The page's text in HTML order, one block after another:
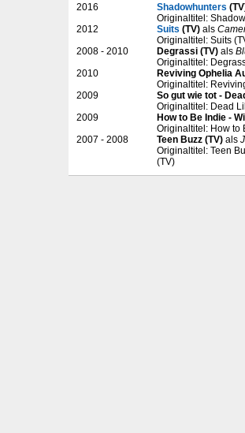
2016 Shadowhunters
Originaltitel:
2012
Suits (TV) als
Originaltitel: Suits
2008 - 2010
Degrassi (TV) als
Originaltitel:
2010
Reviving Ophelia
Originaltitel:
2009
So gut wie tot -
Originaltitel: Dead
2009
How to Be Indie -
Originaltitel: How to
2007 - 2008
Teen Buzz (TV) als
Originaltitel: Teen
(TV)